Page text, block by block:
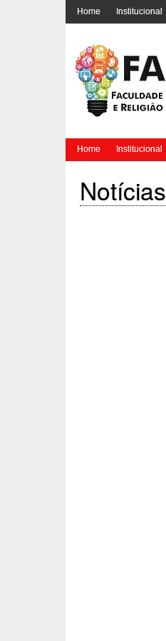
Home Institucional
Home Institucional
Notícias